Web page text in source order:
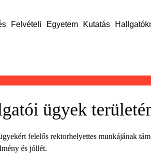
Felvételi Egyetem Kutatás
ügyek
felelős rektorhelyettes munkájának
és jóllét.